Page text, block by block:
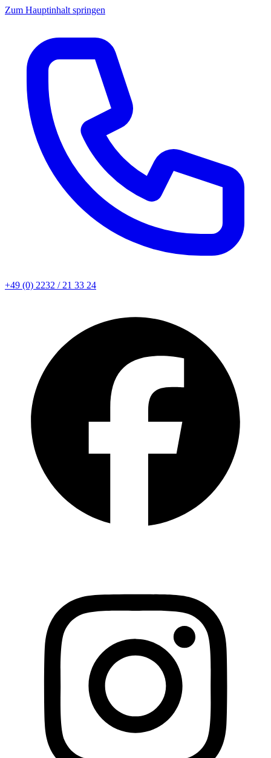
Zum Hauptinhalt springen
+49 (0) 2232 / 21 33 24